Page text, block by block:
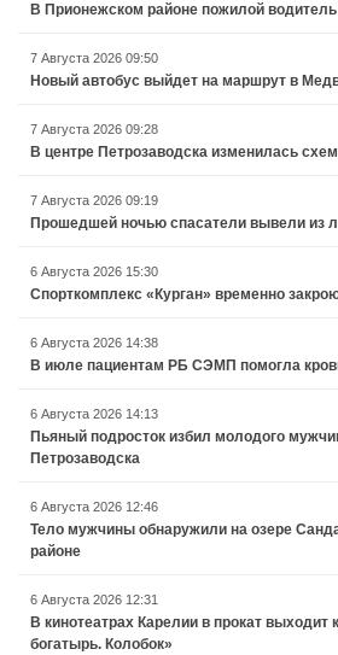
В Прионежском районе пожилой
7 Августа 2026 09:50
Новый автобус выйдет на маршрут в
7 Августа 2026 09:28
В центре Петрозаводска изменилась
7 Августа 2026 09:19
Прошедшей ночью спасатели вывели из
6 Августа 2026 15:30
Спорткомплекс «Курган» временно
6 Августа 2026 14:38
В июле пациентам РБ СЭМП помогла
6 Августа 2026 14:13
Пьяный подросток избил молодого
Петрозаводска
6 Августа 2026 12:46
Тело мужчины обнаружили на озере
районе
6 Августа 2026 12:31
В кинотеатрах Карелии в прокат
богатырь. Колобок»